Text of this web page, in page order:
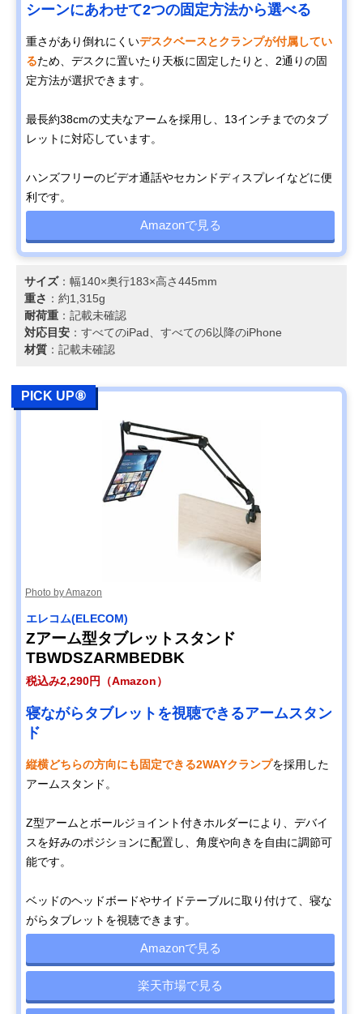
シーンにあわせて2つの固定方法から選べる
重さがあり倒れにくいデスクベースとクランプが付属してい
るため、デスクに置いたり天板に固定したりと、2通りの固
定方法が選択できます。
最長約38cmの丈夫なアームを採用し、13インチまでのタブ
レットに対応しています。
ハンズフリーのビデオ通話やセカンドディスプレイなどに便
利です。
Amazonで見る
サイズ：幅140×奥行183×高さ445mm
重さ ：約1,315g
耐荷重 ：記載未確認
対応目安 ：すべてのiPad、すべての6以降のiPhone
材質 ：記載未確認
PICK UP⑧
Photo by Amazon
エレコム(ELECOM)
Zアーム型タブレットスタンド
TBWDSZARMBEDBK
税込み2,290円（Amazon）
寝ながらタブレットを視聴できるアームスタン
ド
縦横どちらの方向にも固定できる2WAYクランプを採用した
アームスタンド。
Z型アームとボールジョイント付きホルダーにより、デバイ
スを好みのポジションに配置し、角度や向きを自由に調節可
能です。
ベッドのヘッドボードやサイドテーブルに取り付けて、寝な
がらタブレットを視聴できます。
Amazonで見る
楽天市場で見る